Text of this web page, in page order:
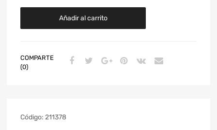
Añadir al carrito
COMPARTE
(0)
Código: 211378